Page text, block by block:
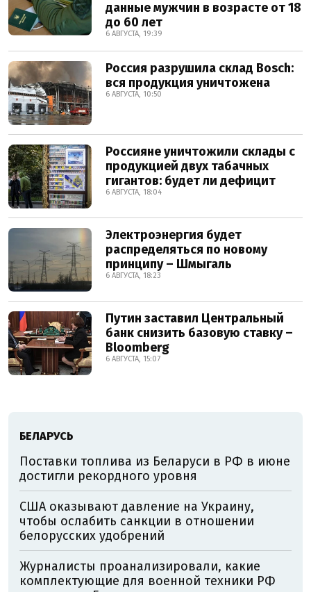
данные мужчин в возрасте от 18
до 60 лет
6 АВГУСТА, 19:39
Россия разрушила склад Bosch:
вся продукция уничтожена
6 АВГУСТА, 10:50
Россияне уничтожили склады с
продукцией двух табачных
гигантов: будет ли дефицит
6 АВГУСТА, 18:04
Электроэнергия будет
распределяться по новому
принципу – Шмыгаль
6 АВГУСТА, 18:23
Путин заставил Центральный
банк снизить базовую ставку –
Bloomberg
6 АВГУСТА, 15:07
БЕЛАРУСЬ
Поставки топлива из Беларуси в РФ в июне
достигли рекордного уровня
США оказывают давление на Украину,
чтобы ослабить санкции в отношении
белорусских удобрений
Журналисты проанализировали, какие
комплектующие для военной техники РФ